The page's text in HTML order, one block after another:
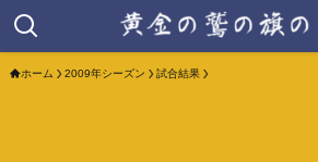
ホーム 2009年シーズン 試合結果